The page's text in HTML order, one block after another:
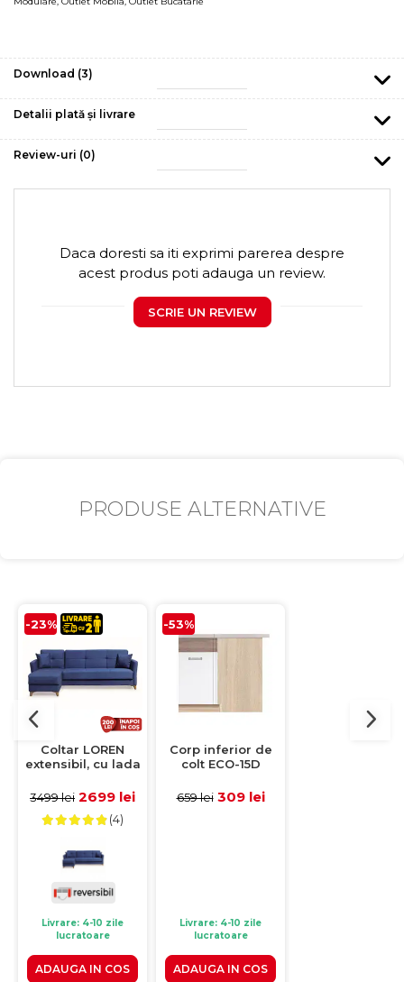
Download (3)
Detalii plată și livrare
Review-uri (0)
Daca doresti sa iti exprimi parerea despre
acest produs poti adauga un review.
SCRIE UN REVIEW
PRODUSE ALTERNATIVE
-23%
Coltar LOREN
extensibil, cu lada
interschimbabil,
240x143x85 cm
3499 lei 2699 lei
(4)
Livrare: 4-10 zile
lucratoare
ADAUGA IN COS
-53%
Corp inferior de
colt ECO-15D
stejar sonoma,
659 lei 309 lei
Livrare: 4-10 zile
lucratoare
ADAUGA IN COS